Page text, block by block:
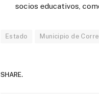
socios educativos,
Estado Municipio de
SHARE.